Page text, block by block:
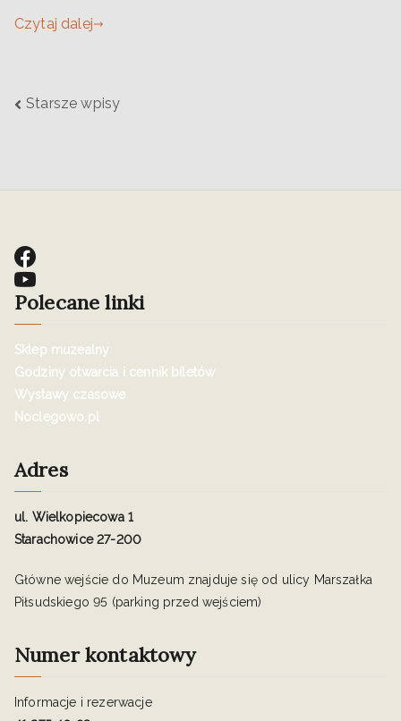
Czytaj dalej
Starsze wpisy
Polecane linki
Sklep muzealny
Godziny otwarcia i cennik biletów
Wystawy czasowe
Noclegowo.pl
Adres
ul. Wielkopiecowa 1
Starachowice 27-200
Główne wejście do Muzeum znajduje się od ulicy Marszałka
Piłsudskiego 95 (parking przed wejściem)
Numer kontaktowy
Informacje i rezerwacje